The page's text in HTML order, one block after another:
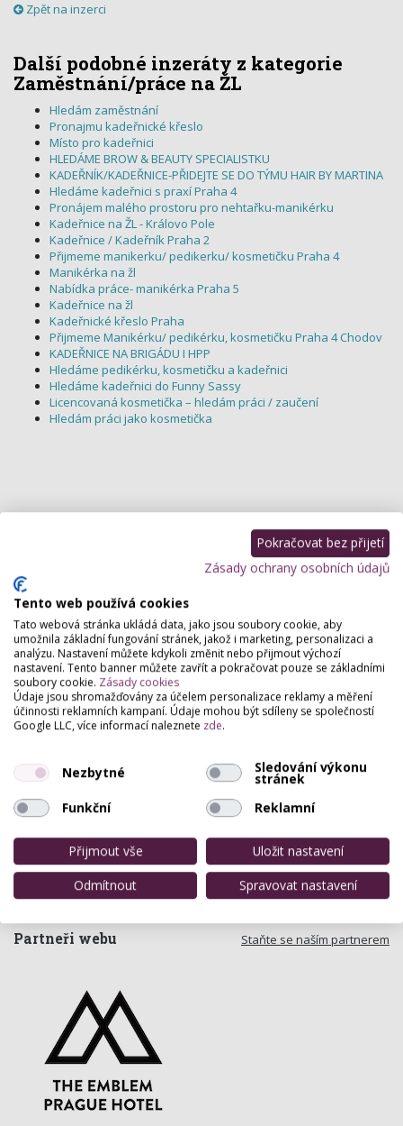
Zpět na inzerci
Další podobné inzeráty z kategorie
Zaměstnání/práce na ŽL
Hledám zaměstnání
Pronajmu kadeřnické křeslo
Místo pro kadeřnici
HLEDÁME BROW & BEAUTY SPECIALISTKU
KADEŘNÍK/KADEŘNICE-PŘIDEJTE SE DO TÝMU HAIR BY MARTINA
Hledáme kadeřnici s praxí Praha 4
Pronájem malého prostoru pro nehtařku-manikérku
Kadeřnice na ŽL - Královo Pole
Kadeřnice / Kadeřník Praha 2
Přijmeme manikerku/ pedikerku/ kosmetičku Praha 4
Manikérka na žl
Nabídka práce- manikérka Praha 5
Kadeřnice na žl
Kadeřnické křeslo Praha
Přijmeme Manikérku/ pedikérku, kosmetičku Praha 4 Chodov
KADEŘNICE NA BRIGÁDU I HPP
Hledáme pedikérku, kosmetičku a kadeřnici
Hledáme kadeřnici do Funny Sassy
Licencovaná kosmetička – hledám práci / zaučení
Hledám práci jako kosmetička
Staňte se naším partnerem
Partneři webu
Pokračovat bez přijetí
Zásady ochrany osobních údajů
Tento web používá cookies
Tato webová stránka ukládá data, jako jsou soubory cookie, aby
umožnila základní fungování stránek, jakož i marketing, personalizaci a
analýzu. Nastavení můžete kdykoli změnit nebo přijmout výchozí
nastavení. Tento banner můžete zavřít a pokračovat pouze se základními
soubory cookie. Zásady cookies
Údaje jsou shromažďovány za účelem personalizace reklamy a měření
účinnosti reklamních kampaní. Údaje mohou být sdíleny se společností
Google LLC, více informací naleznete zde.
Nezbytné Sledování výkonu
stránek
Funkční
Reklamní
Přijmout vše
Uložit nastavení
Odmítnout
Spravovat nastavení